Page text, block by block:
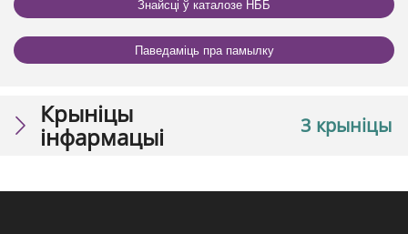
Знайсці ў каталозе НББ
Паведаміць пра памылку
3 крыніцы
Крыніцы
інфармацыі